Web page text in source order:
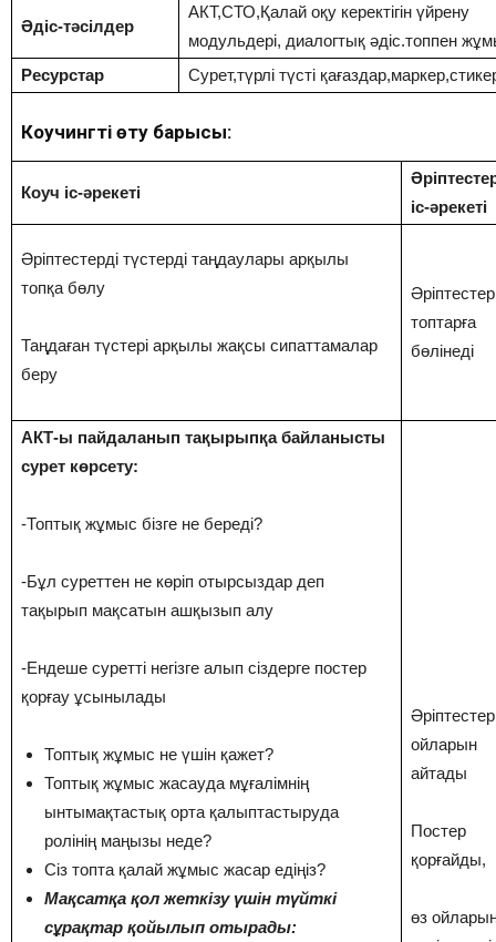
Әдіс-тәсілдер
АКТ,СТО,Қалай оқу керектігін үйрену
модульдері, диалогтық әдіс.топпен
Ресурстар
Сурет,түрлі түсті
Коучингтің өту барысы:
Коуч іс-әрекеті
іс-әрекеті
Әріптестерді түстерді таңдаулары арқылы
топқа бөлу
Таңдаған түстері арқылы жақсы сипаттамалар
беру
Әріптестер
топтарға
бөлінеді
АКТ-ы пайдаланып тақырыпқа байланысты
сурет көрсету:
-Топтық жұмыс бізге не береді?
-Бұл суреттен не көріп отырсыздар деп
тақырып мақсатын ашқызып алу
-Ендеше суретті негізге алып сіздерге постер
қорғау ұсынылады
Топтық жұмыс не үшін қажет?
Топтық жұмыс жасауда мұғалімнің
ынтымақтастық орта қалыптастыруда
ролінің маңызы неде?
Сіз топта қалай жұмыс жасар едіңіз?
Мақсатқа қол жеткізу үшін түйткі
сұрақтар қойылып отырады:
ойларын
айтады
Постер
қорғайды,
өз